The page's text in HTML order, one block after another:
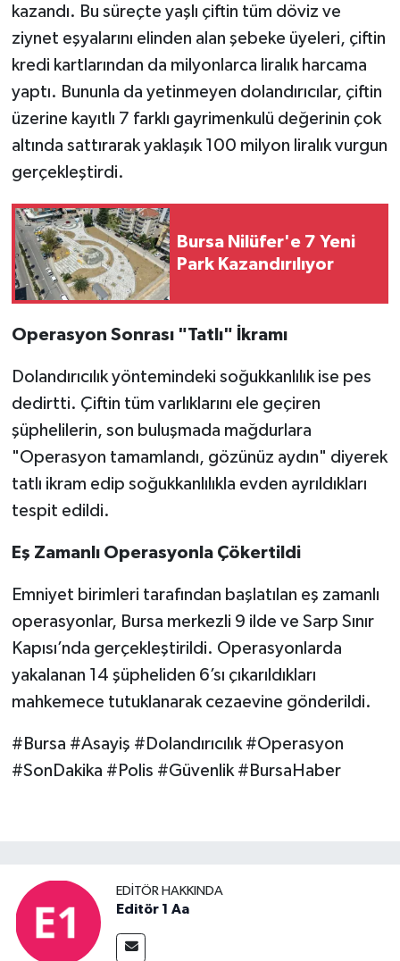
kazandı. Bu süreçte yaşlı çiftin tüm döviz ve
ziynet eşyalarını elinden alan şebeke üyeleri, çiftin
kredi kartlarından da milyonlarca liralık harcama
yaptı. Bununla da yetinmeyen dolandırıcılar, çiftin
üzerine kayıtlı 7 farklı gayrimenkulü değerinin çok
altında sattırarak yaklaşık 100 milyon liralık vurgun
gerçekleştirdi.
Bursa Nilüfer'e 7 Yeni
Park Kazandırılıyor
Operasyon Sonrası "Tatlı" İkramı
Dolandırıcılık yöntemindeki soğukkanlılık ise pes
dedirtti. Çiftin tüm varlıklarını ele geçiren
şüphelilerin, son buluşmada mağdurlara
"Operasyon tamamlandı, gözünüz aydın" diyerek
tatlı ikram edip soğukkanlılıkla evden ayrıldıkları
tespit edildi.
Eş Zamanlı Operasyonla Çökertildi
Emniyet birimleri tarafından başlatılan eş zamanlı
operasyonlar, Bursa merkezli 9 ilde ve Sarp Sınır
Kapısı’nda gerçekleştirildi. Operasyonlarda
yakalanan 14 şüpheliden 6’sı çıkarıldıkları
mahkemece tutuklanarak cezaevine gönderildi.
#Bursa #Asayiş #Dolandırıcılık #Operasyon
#SonDakika #Polis #Güvenlik #BursaHaber
EDITÖR HAKKINDA
Editör 1 Aa